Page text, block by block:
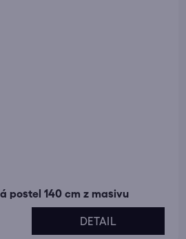
postel 140 cm z masivu
DETAIL